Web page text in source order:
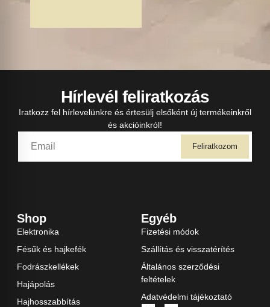
Hírlevél feliratkozás
Iratkozz fel hírlevelünkre és értesülj elsőként új termékeinkről
és akcióinkról!
Feliratkozom
Shop
Elektronika
Fésűk és hajkefék
Fodrászkellékek
Hajápolás
Hajhosszabbítás
Egyéb
Fizetési módok
Szállítás és visszatérítés
Általános szerződési
feltételek
Adatvédelmi tájékoztató